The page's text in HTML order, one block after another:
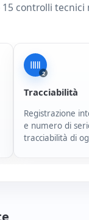
controlli
2
Tracciabilità
Registrazione
e numero di
tracciabilità di